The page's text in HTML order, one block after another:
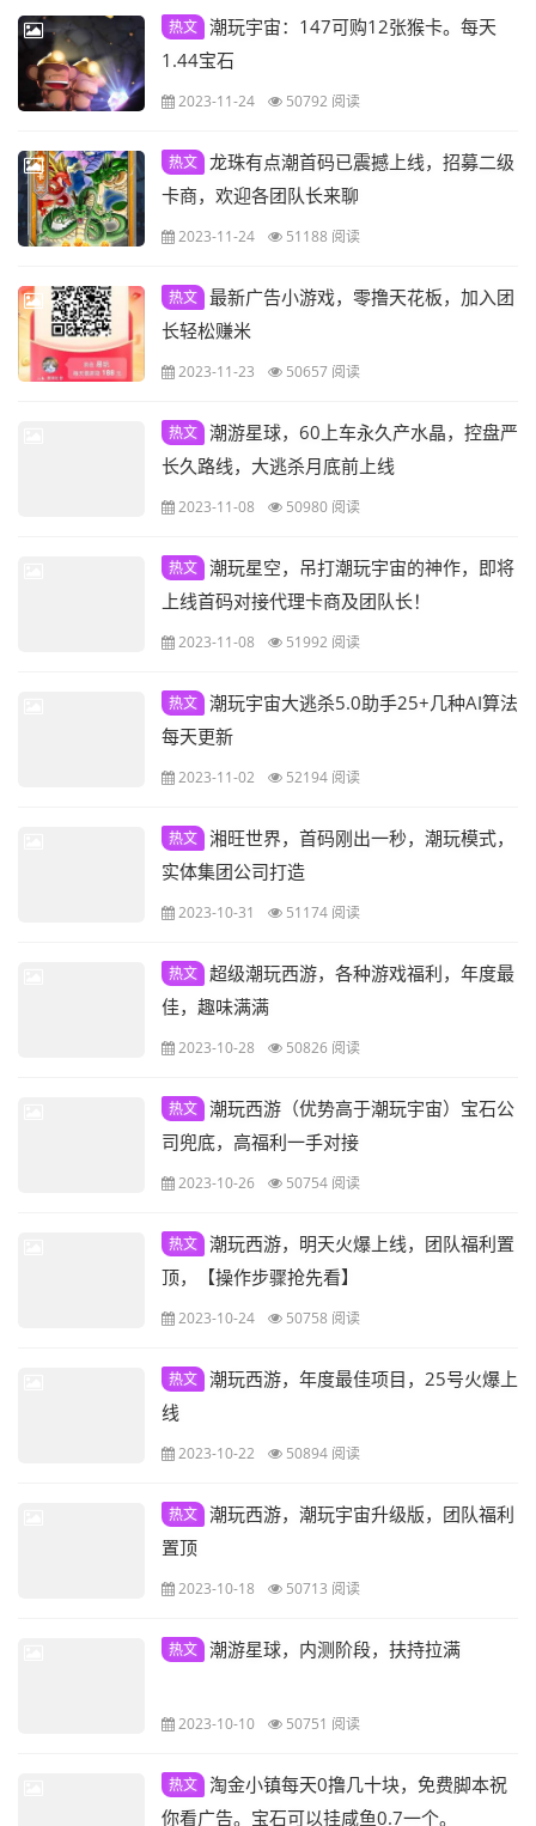
热文 潮玩宇宙：147可购12张猴卡。每天
1.44宝石
2023-11-24 50792 阅读
热文 龙珠有点潮首码已震撼上线，招募二级
卡商，欢迎各团队长来聊
2023-11-24 51188 阅读
热文 最新广告小游戏，零撸天花板，加入团
长轻松赚米
2023-11-23 50657 阅读
热文 潮游星球，60上车永久产水晶，控盘严
长久路线，大逃杀月底前上线
2023-11-08 50980 阅读
热文 潮玩星空，吊打潮玩宇宙的神作，即将
上线首码对接代理卡商及团队长！
2023-11-08 51992 阅读
热文 ​潮玩宇宙大逃杀5.0助手25+几种AI算法
每天更新
2023-11-02 52194 阅读
热文 湘旺世界，首码刚出一秒，潮玩模式，
实体集团公司打造
2023-10-31 51174 阅读
热文 超级潮玩西游，各种游戏福利，年度最
佳，趣味满满
2023-10-28 50826 阅读
热文 潮玩西游（优势高于潮玩宇宙）宝石公
司兜底，高福利一手对接
2023-10-26 50754 阅读
热文 潮玩西游，明天火爆上线，团队福利置
顶，【操作步骤抢先看】
2023-10-24 50758 阅读
热文 潮玩西游，年度最佳项目，25号火爆上
线
2023-10-22 50894 阅读
热文 潮玩西游，潮玩宇宙升级版，团队福利
置顶
2023-10-18 50713 阅读
热文 潮游星球，内测阶段，扶持拉满
2023-10-10 50751 阅读
热文 淘金小镇每天0撸几十块，免费脚本祝
你看广告。宝石可以挂咸鱼0.7一个。